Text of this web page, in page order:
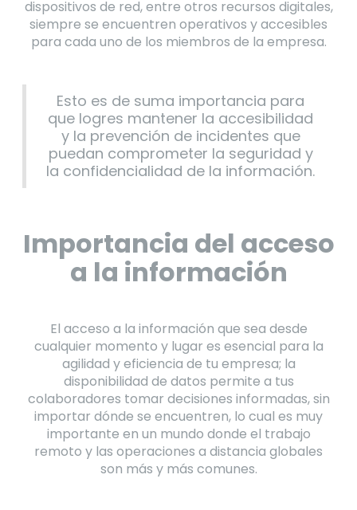
dispositivos de red, entre otros recursos digitales,
siempre se encuentren operativos y accesibles
para cada uno de los miembros de la empresa.
Esto es de suma importancia para
que logres mantener la accesibilidad
y la prevención de incidentes que
puedan comprometer la seguridad y
la confidencialidad de la información.
Importancia del acceso
a la información
El acceso a la información que sea desde
cualquier momento y lugar es esencial para la
agilidad y eficiencia de tu empresa; la
disponibilidad de datos permite a tus
colaboradores tomar decisiones informadas, sin
importar dónde se encuentren, lo cual es muy
importante en un mundo donde el trabajo
remoto y las operaciones a distancia globales
son más y más comunes.